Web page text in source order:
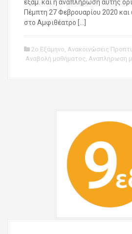
εξαμ. και η αναπλήρωση αυτής
Πέμπτη 27 Φεβρουαρίου 2020
στο Αμφιθέατρο […]
2ο Εξάμηνο, Ανακοινώσεις
Αναβολή μαθήματος, Αναπλήρωση